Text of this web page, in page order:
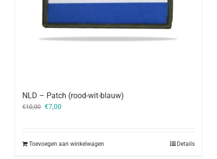
NLD – Patch (rood-wit-blauw)
€10,00 Oorspronkelijke
€7,00
Toevoegen aan winkelwagen Details